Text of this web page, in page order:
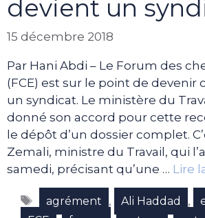
devient un
15 décembre 2018
Par Hani Abdi – Le Forum des
(FCE) est sur le point de
un syndicat. Le ministère du
donné son accord pour cette
le dépôt d’un dossier complet.
Zemali, ministre du Travail, qui
samedi, précisant qu’une … Lire
Étiquettes
agrément , Ali Haddad ,